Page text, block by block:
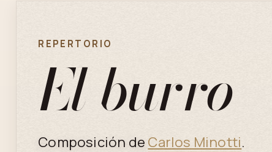
REPERTORIO
El burro
Composición deCarlos Minotti.